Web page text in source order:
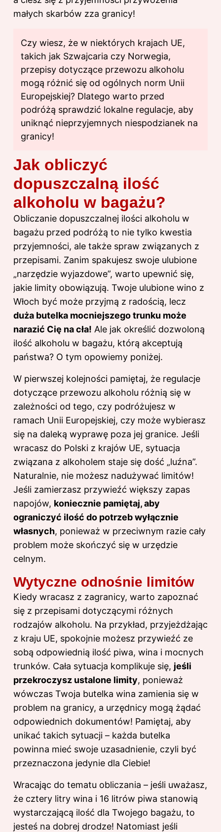
małych skarbów zza granicy!
Czy wiesz, że w niektórych krajach UE,
takich jak Szwajcaria czy Norwegia,
przepisy dotyczące przewozu alkoholu
mogą różnić się od ogólnych norm Unii
Europejskiej? Dlatego warto przed
podróżą sprawdzić lokalne regulacje, aby
uniknąć nieprzyjemnych niespodzianek na
granicy!
Jak obliczyć
dopuszczalną ilość
alkoholu w bagażu?
Obliczanie dopuszczalnej ilości alkoholu w
bagażu przed podróżą to nie tylko kwestia
przyjemności, ale także spraw związanych z
przepisami. Zanim spakujesz swoje ulubione
„narzędzie wyjazdowe”, warto upewnić się,
jakie limity obowiązują. Twoje ulubione wino z
Włoch być może przyjmą z radością, lecz
duża butelka mocniejszego trunku może
narazić Cię na cła! Ale jak określić dozwoloną
ilość alkoholu w bagażu, którą akceptują
państwa? O tym opowiemy poniżej.
W pierwszej kolejności pamiętaj, że regulacje
dotyczące przewozu alkoholu różnią się w
zależności od tego, czy podróżujesz w
ramach Unii Europejskiej, czy może wybierasz
się na daleką wyprawę poza jej granice. Jeśli
wracasz do Polski z krajów UE, sytuacja
związana z alkoholem staje się dość „luźna”.
Naturalnie, nie możesz nadużywać limitów!
Jeśli zamierzasz przywieźć większy zapas
napojów, koniecznie pamiętaj, aby
ograniczyć ilość do potrzeb wyłącznie
własnych, ponieważ w przeciwnym razie cały
problem może skończyć się w urzędzie
celnym.
Wytyczne odnośnie limitów
Kiedy wracasz z zagranicy, warto zapoznać
się z przepisami dotyczącymi różnych
rodzajów alkoholu. Na przykład, przyjeżdżając
z kraju UE, spokojnie możesz przywieźć ze
sobą odpowiednią ilość piwa, wina i mocnych
trunków. Cała sytuacja komplikuje się, jeśli
przekroczysz ustalone limity, ponieważ
wówczas Twoja butelka wina zamienia się w
problem na granicy, a urzędnicy mogą żądać
odpowiednich dokumentów! Pamiętaj, aby
unikać takich sytuacji – każda butelka
powinna mieć swoje uzasadnienie, czyli być
przeznaczona jedynie dla Ciebie!
Wracając do tematu obliczania – jeśli uważasz,
że cztery litry wina i 16 litrów piwa stanowią
wystarczającą ilość dla Twojego bagażu, to
jesteś na dobrej drodze! Natomiast jeśli